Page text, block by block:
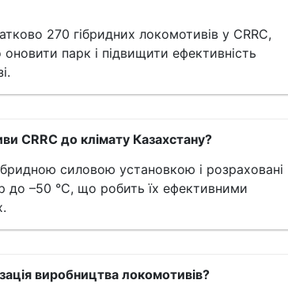
270 гібридних локомотивів у CRRC,
парк і підвищити ефективність
CRRC до клімату Казахстану?
силовою установкою і розраховані
до –50 °C, що робить їх ефективними
виробництва локомотивів?